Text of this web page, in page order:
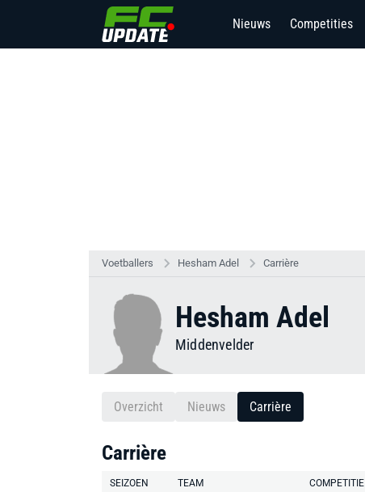
Nieuws Competities
Voetballers Hesham Adel Carrière
Hesham Adel
Middenvelder
Overzicht Nieuws Carrière
Carrière
SEIZOEN TEAM COMPETITIE